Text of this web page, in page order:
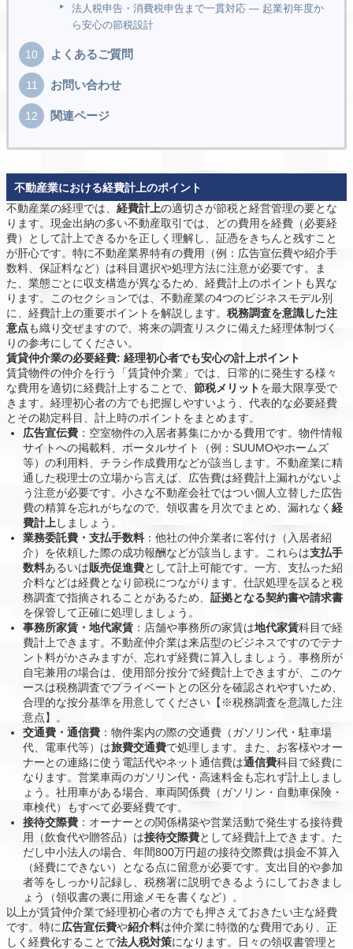
法人税申告・消費税申告まで一貫対応 ― 起業初年度か
ら安心の節税設計
よくあるご質問
お問い合わせ
関連ページ
不動産業における経費計上のポイント
不動産業の経理では、 経費計上の適切さが節税と経営管理の要とな
ります。現金出納の多い不動産取引では、どの費用を経費（必要経
費）として計上できるかを正しく理解し、証憑をきちんと残すこと
が肝心です。特に不動産業界特有の費用（例：広告宣伝費や紹介手
数料、保証料など）は科目選択や処理方法に注意が必要です。ま
た、業態ごとに収支構造が異なるため、経費計上のポイントも異な
ります。このセクションでは、不動産業の4つのビジネスモデル別
に、経費計上の重要ポイントを解説します。 税務調査を意識した注
意点も織り交ぜますので、将来の調査リスクに備えた経理体制づく
りの参考にしてください。
賃貸仲介業の必要経費: 経理初心者でも安心の計上ポイント
賃貸物件の仲介を行う「賃貸仲介業」では、日常的に発生する様々
な費用を適切に経費計上することで、 節税メリットを最大限享受で
きます。経理初心者の方でも把握しやすいよう、代表的な必要経費
とその勘定科目、計上時のポイントをまとめます。
広告宣伝費 ：空室物件の入居者募集にかかる費用です。物件情報
サイトへの掲載料、ポータルサイト（例：SUUMOやホームズ
等）の利用料、チラシ作成費用などが該当します。不動産業に精
通した税理士の立場から言えば、広告費は経費計上漏れがないよ
う注意が必要です。小さな不動産会社ではつい個人立替した広告
費の精算を忘れがちなので、領収書を月次でまとめ、漏れなく経
費計上 しましょう。
業務委託費・支払手数料：他社の仲介業者に客付け（入居者紹
介）を依頼した際の成功報酬などが該当します。これらは支払手
数料あるいは販売促進費として計上可能です。一方、支払った紹
介料などは経費となり節税につながります。仕訳処理を誤ると税
務調査で指摘されることがあるため、証拠となる契約書や請求書
を保管して正確に処理しましょう。
事務所家賃・地代家賃 ：店舗や事務所の家賃は地代家賃科目で経
費計上できます。不動産仲介業は来店型のビジネスですのでテナ
ント料がかさみますが、忘れず経費に算入しましょう。事務所が
自宅兼用の場合は、使用部分按分で経費計上できますが、このケ
ースは税務調査でプライベートとの区分を確認されやすいため、
合理的な按分基準を用意してください【※税務調査を意識した注
意点】。
交通費・通信費 ：物件案内の際の交通費（ガソリン代・駐車場
代、電車代等）は旅費交通費で処理します。また、お客様やオー
ナーとの連絡に使う電話代やネット通信費は通信費科目で経費に
なります。営業車両のガソリン代・高速料金も忘れず計上しまし
ょう。社用車がある場合、車両関係費（ガソリン・自動車保険・
車検代）もすべて必要経費です。
接待交際費 ：オーナーとの関係構築や営業活動で発生する接待費
用（飲食代や贈答品）は接待交際費として経費計上できます。た
だし中小法人の場合、年間800万円超の接待交際費は損金不算入
（経費にできない）となる点に留意が必要です。支出目的や参加
者等をしっかり記録し、税務署に説明できるようにしておきまし
ょう（領収書の裏に用途メモを書くなど）。
以上が賃貸仲介業で経理初心者の方でも押さえておきたい主な経費
です。特に広告宣伝費や紹介料は仲介業に特徴的な費用であり、正
しく経費化することで法人税対策になります。日々の領収書管理と